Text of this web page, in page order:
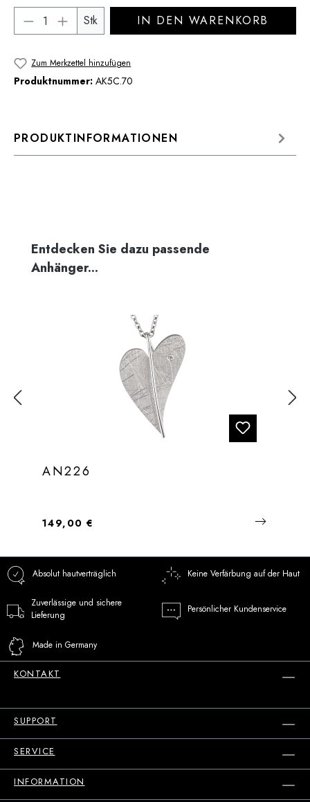
Produkt Anzahl: Gib den gewünschten
Stk IN DEN WARENKORB
Zum Merkzettel hinzufügen
Produktnummer: AK5C.70
PRODUKTINFORMATIONEN
Produktgalerie überspringen
Entdecken Sie dazu passende
Anhänger...
AN226
Regulärer Preis:
149,00 €
Absolut hautverträglich Keine Verfärbung auf der Haut
Zuverlässige und sichere
Lieferung
Persönlicher Kundenservice
Made in Germany
KONTAKT
SUPPORT
SERVICE
INFORMATION